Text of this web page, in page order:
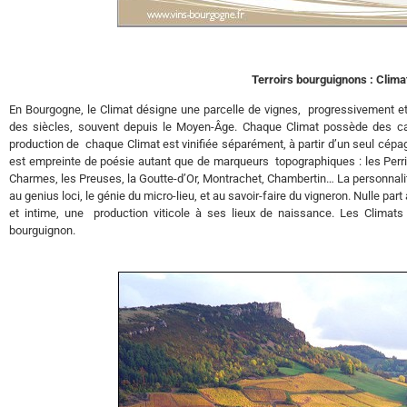
Terroirs bourguignons :
En Bourgogne, le Climat désigne une parcelle de vignes, progressivement
des siècles, souvent depuis le Moyen-Âge. Chaque Climat possède des
production de chaque Climat est vinifiée séparément, à partir d’un seul
est empreinte de poésie autant que de marqueurs topographiques : les
Charmes, les Preuses, la Goutte-d’Or, Montrachet, Chambertin… La
au genius loci, le génie du micro-lieu, et au savoir-faire du vigneron. Nulle
et intime, une production viticole à ses lieux de naissance. Les
bourguignon.